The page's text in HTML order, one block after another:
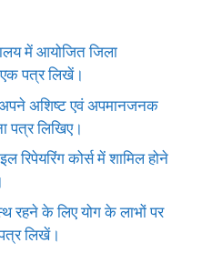
में आयोजित जिला
एक पत्र लिखें।
अशिष्ट एवं अपमानजनक
पत्र लिखिए।
रिपेयरिंग कोर्स में शामिल होने
रहने के लिए योग के लाभों पर
लिखें।